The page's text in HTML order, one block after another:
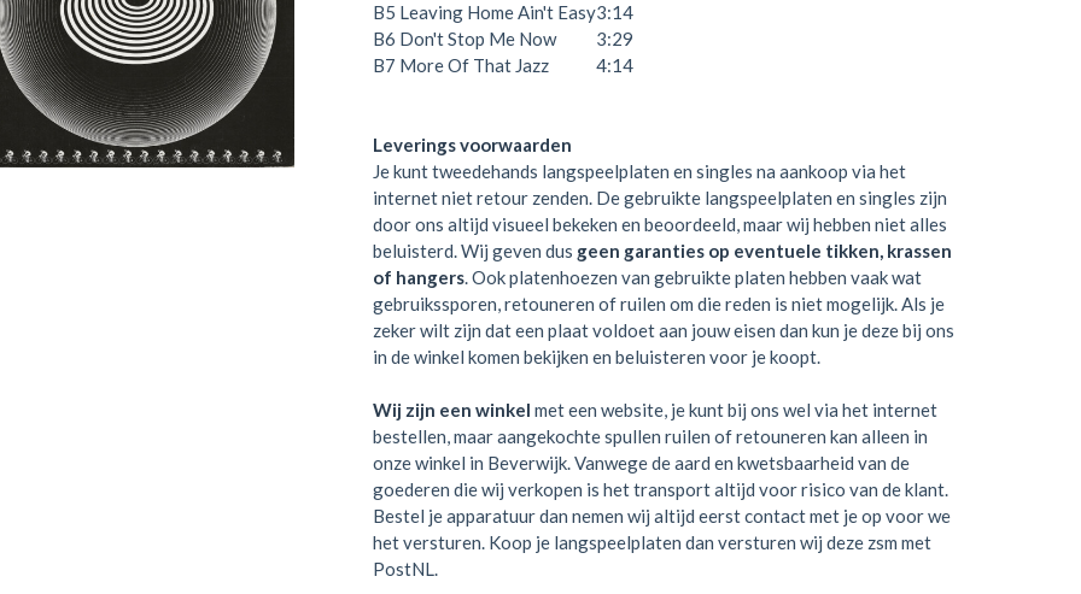
B5 Leaving Home Ain't Easy3:14
B6 Don't Stop Me Now
3:29
B7 More Of That Jazz 4:14
Leverings voorwaarden
Je kunt tweedehands langspeelplaten en singles na aankoop via het
internet niet retour zenden. De gebruikte langspeelplaten en singles zijn
door ons altijd visueel bekeken en beoordeeld, maar wij hebben niet alles
beluisterd. Wij geven dus geen garanties op eventuele tikken, krassen
of hangers. Ook platenhoezen van gebruikte platen hebben vaak wat
gebruikssporen, retouneren of ruilen om die reden is niet mogelijk. Als je
zeker wilt zijn dat een plaat voldoet aan jouw eisen dan kun je deze bij ons
in de winkel komen bekijken en beluisteren voor je koopt.
Wij zijn een winkel met een website, je kunt bij ons wel via het internet
bestellen, maar aangekochte spullen ruilen of retouneren kan alleen in
onze winkel in Beverwijk. Vanwege de aard en kwetsbaarheid van de
goederen die wij verkopen is het transport altijd voor risico van de klant.
Bestel je apparatuur dan nemen wij altijd eerst contact met je op voor we
het versturen. Koop je langspeelplaten dan versturen wij deze zsm met
PostNL.